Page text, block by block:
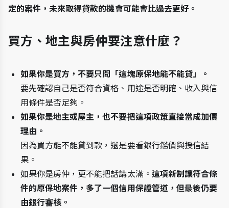
定的案件，未來取得貸款的機會可能會比過去更好。
買方、地主與房仲要注意什麼？
如果你是買方，不要只問「這塊原保地能不能貸」。
要先確認自己是否符合資格、用途是否明確、收入與信
用條件是否足夠。
如果你是地主或屋主，也不要把這項政策直接當成加價
理由。
因為買方能不能貸到款，還是要看銀行鑑價與授信結
果。
如果你是房仲，更不能把話講太滿。 這項新制讓符合條
件的原保地案件，多了一個信用保證管道，但最後仍要
由銀行審核。